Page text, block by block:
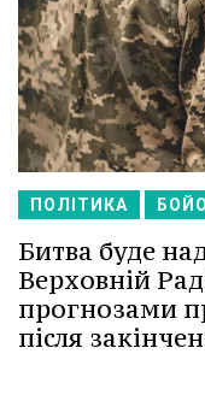
ПОЛІТИКА
Битва буде
Верховній
прогнозами
після